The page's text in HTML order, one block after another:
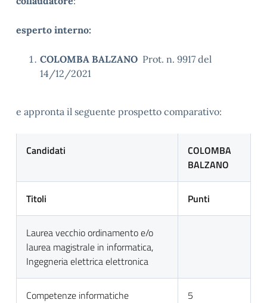
esperto interno:
COLOMBA BALZANO Prot. n. 9917 del
14/12/2021
e appronta il seguente prospetto comparativo:
Candidati
COLOMBA
BALZANO
Titoli Punti
Laurea vecchio ordinamento e/o
laurea magistrale in informatica,
Ingegneria elettrica elettronica
Competenze informatiche
5